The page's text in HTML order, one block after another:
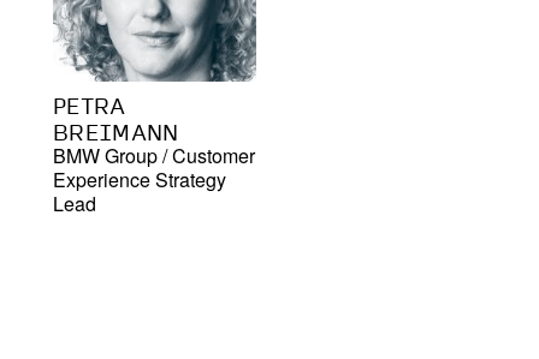
PETRA
BREIMANN
BMW Group/Customer
Experience Strategy
Lead